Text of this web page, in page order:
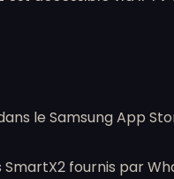
le Samsung App
fournis par